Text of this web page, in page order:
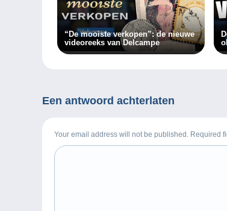
“De mooiste verkopen”: de nieuwe
videoreeks van Delcampe
Een antwoord achterlaten
Your email address will not be published. Required